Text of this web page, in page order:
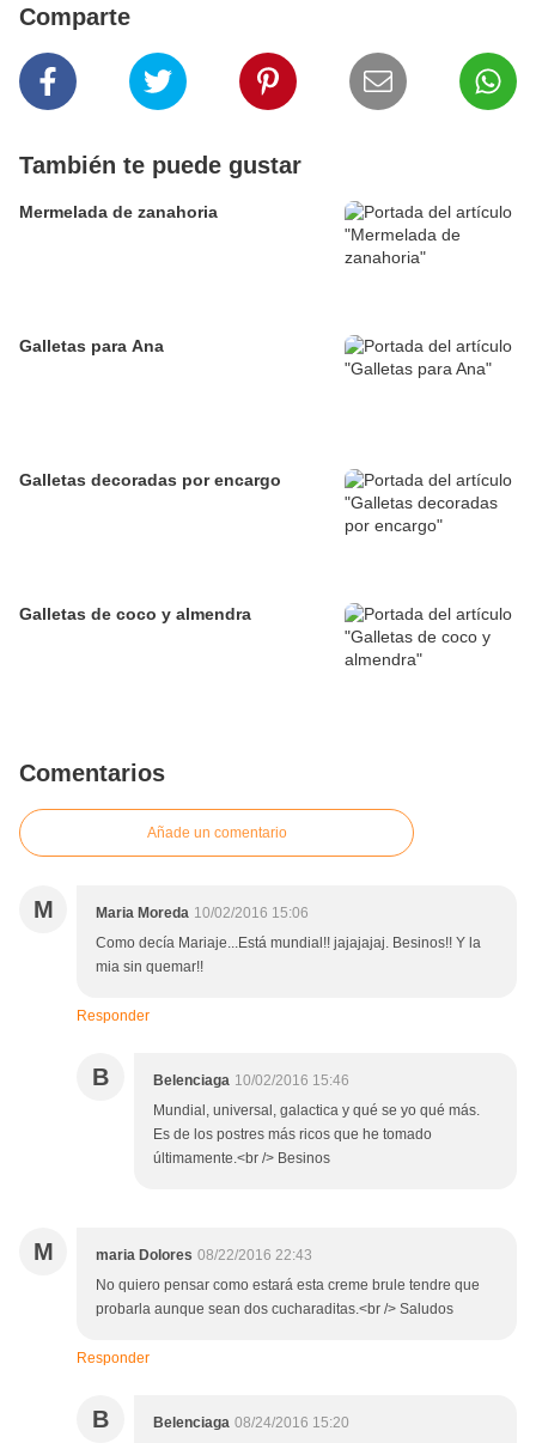
Comparte
También te puede gustar
Mermelada de zanahoria
Galletas para Ana
Galletas decoradas por encargo
Galletas de coco y almendra
Comentarios
Añade un comentario
M Maria Moreda 10/02/2016 15:06
Como decía Mariaje...Está mundial!! jajajajaj. Besinos!! Y la
mia sin quemar!!
Responder
B Belenciaga 10/02/2016 15:46
Mundial, universal, galactica y qué se yo qué más.
Es de los postres más ricos que he tomado
últimamente.<br /> Besinos
M maria Dolores 08/22/2016 22:43
No quiero pensar como estará esta creme brule tendre que
probarla aunque sean dos cucharaditas.<br /> Saludos
Responder
B Belenciaga 08/24/2016 15:20